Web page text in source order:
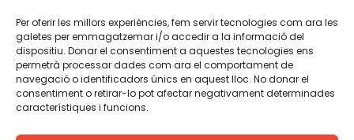
Per oferir les millors experiències, fem servir tecnologies com ara les
galetes per emmagatzemar i/o accedir a la informació del
dispositiu. Donar el consentiment a aquestes tecnologies ens
permetrà processar dades com ara el comportament de
navegació o identificadors únics en aquest lloc. No donar el
consentiment o retirar-lo pot afectar negativament determinades
característiques i funcions.
TW YTB IG FB IN
Legal NoticeCookie Policy